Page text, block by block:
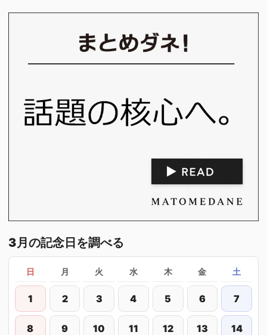
3月の記念日を調べる
日 月 火 水 木 金 土
1 2 3 4 5 6 7
8 9 10 11 12 13 14